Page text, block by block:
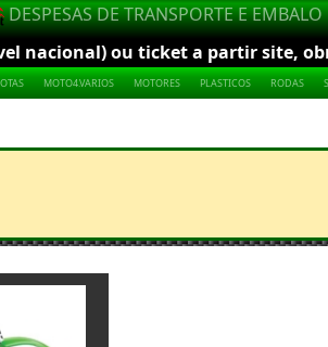
DESPESAS DE TRANSPORTE E EMBALO
nacional) ou ticket a partir site,
MOTO4.VARIOS MOTORES PLASTICOS RODAS